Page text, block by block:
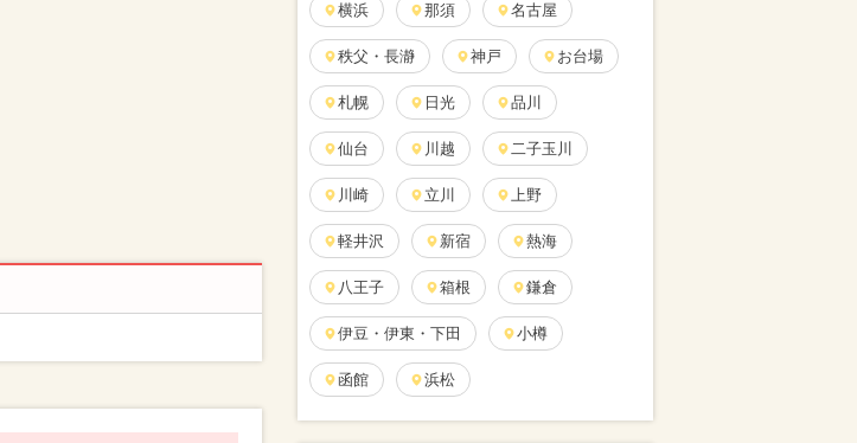
横浜 那須 名古屋
秩父・長瀞 神戸 お台場
札幌 日光 品川
仙台 川越 二子玉川
川崎 立川 上野
軽井沢 新宿 熱海
八王子 箱根 鎌倉
伊豆・伊東・下田 小樽
函館 浜松